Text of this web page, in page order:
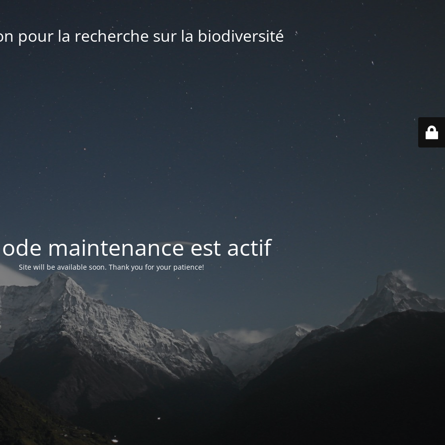
pour la recherche sur la biodiversité
maintenance est actif
Site will be available soon. Thank you for your patience!